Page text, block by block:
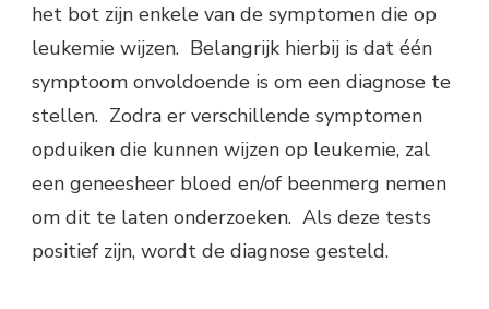
het bot zijn enkele van de symptomen die op
leukemie wijzen. Belangrijk hierbij is dat één
symptoom onvoldoende is om een diagnose te
stellen. Zodra er verschillende symptomen
opduiken die kunnen wijzen op leukemie, zal
een geneesheer bloed en/of beenmerg nemen
om dit te laten onderzoeken. Als deze tests
positief zijn, wordt de diagnose gesteld.